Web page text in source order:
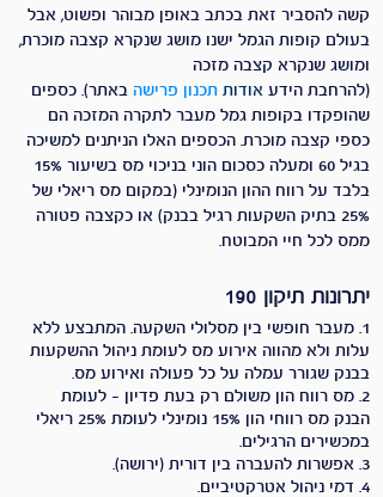
קשה להסביר זאת בכתב באופן מבוהר ופשוט, אבל
בעולם קופות הגמל ישנו מושג שנקרא קצבה מוכרת,
ומושג שנקרא קצבה מזכה
(להרחבת הידע אודות תכנון פרישה באתר). כספים
שהופקדו בקופות גמל מעבר לתקרה המזכה הם
כספי קצבה מוכרת. הכספים האלו הניתנים למשיכה
בגיל 60 ומעלה כסכום הוני בניכוי מס בשיעור 15%
בלבד על רווח ההון הנומינלי (במקום מס ריאלי של
25% בתיק השקעות רגיל בבנק)
או כקצבה פטורה
ממס לכל חיי המבוטח.
יתרונות תיקון 190
1. מעבר חופשי בין מסלולי השקעה. המתבצע ללא
עלות ולא מהווה אירוע מס לעומת ניהול ההשקעות
בבנק שגורר עמלה על כל פעולה ואירוע מס.
2. מס רווח הון משולם רק בעת פדיון - לעומת
הבנק
מס רווחי הון 15% נומינלי לעומת 25% ריאלי
במכשירים הרגילים.
3. אפשרות להעברה בין דורית (ירושה).
4. דמי ניהול אטרקטיביים.